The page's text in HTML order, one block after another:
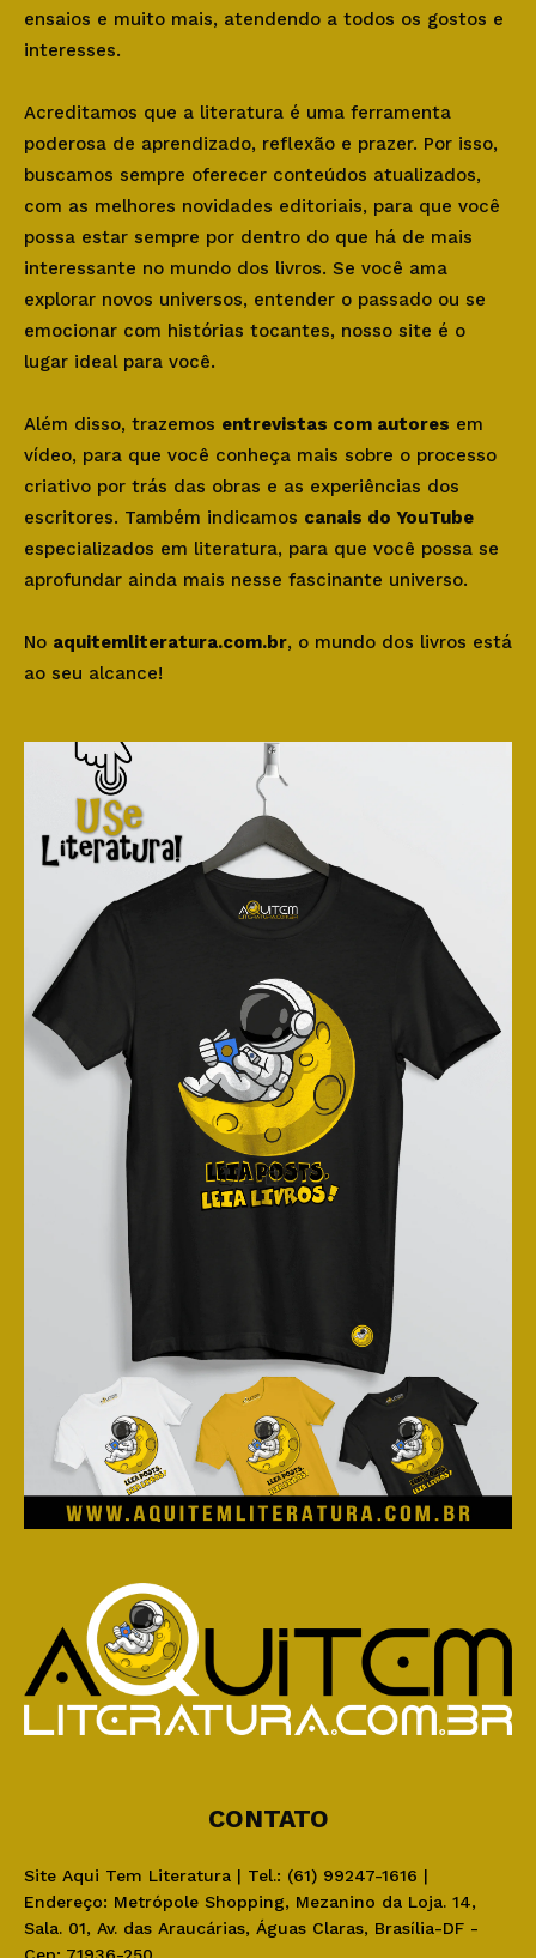
ensaios e muito mais, atendendo a todos os gostos e
interesses.
Acreditamos que a literatura é uma ferramenta
poderosa de aprendizado, reflexão e prazer. Por isso,
buscamos sempre oferecer conteúdos atualizados,
com as melhores novidades editoriais, para que você
possa estar sempre por dentro do que há de mais
interessante no mundo dos livros. Se você ama
explorar novos universos, entender o passado ou se
emocionar com histórias tocantes, nosso site é o
lugar ideal para você.
Além disso, trazemos entrevistas com autores em
vídeo, para que você conheça mais sobre o processo
criativo por trás das obras e as experiências dos
escritores. Também indicamos canais do YouTube
especializados em literatura, para que você possa se
aprofundar ainda mais nesse fascinante universo.
No aquitemliteratura.com.br, o mundo dos livros está
ao seu alcance!
CONTATO
Site Aqui Tem Literatura | Tel.: (61) 99247-1616 |
Endereço: Metrópole Shopping, Mezanino da Loja. 14,
Sala. 01, Av. das Araucárias, Águas Claras, Brasília-DF -
Cep: 71936-250